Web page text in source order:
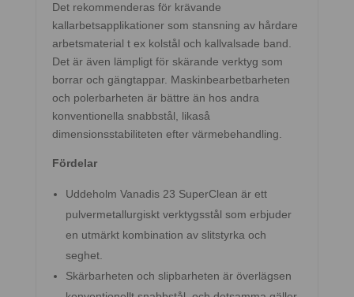
Det rekommenderas för krävande
kallarbetsapplikationer som stansning av hårdare
arbetsmaterial t ex kolstål och kallvalsade band.
Det är även lämpligt för skärande verktyg som
borrar och gängtappar. Maskinbearbetbarheten
och polerbarheten är bättre än hos andra
konventionella snabbstål, likaså
dimensionsstabiliteten efter värmebehandling.
Fördelar
Uddeholm Vanadis 23 SuperClean är ett
pulvermetallurgiskt verktygsstål som erbjuder
en utmärkt kombination av slitstyrka och
seghet.
Skärbarheten och slipbarheten är överlägsen